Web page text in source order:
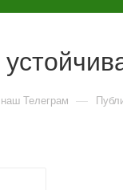
Телеграм —